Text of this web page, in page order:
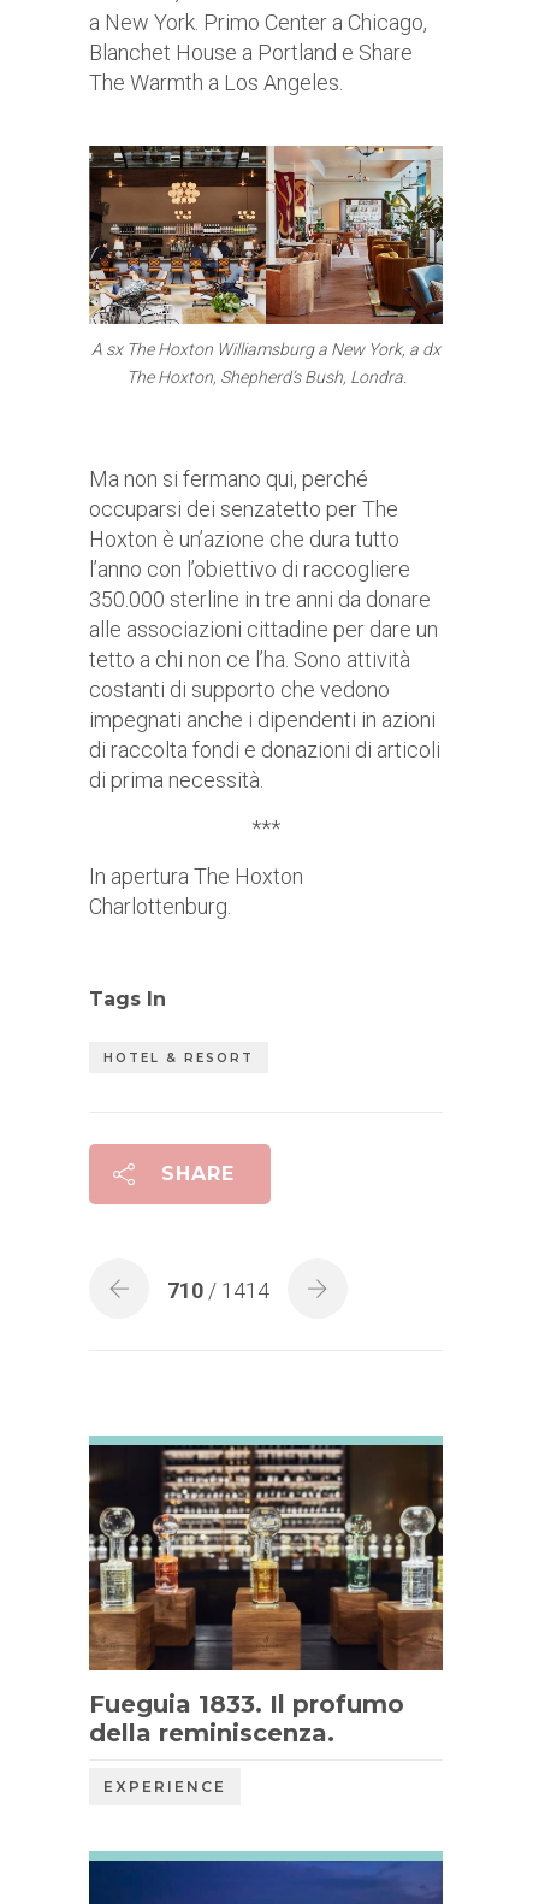
a New York. Primo Center a Chicago,
Blanchet House a Portland e Share
The Warmth a Los Angeles.
A sx The Hoxton Williamsburg a New York, a dx
The Hoxton, Shepherd’s Bush, Londra.
Ma non si fermano qui, perché
occuparsi dei senzatetto per The
Hoxton è un’azione che dura tutto
l’anno con l’obiettivo di raccogliere
350.000 sterline in tre anni da donare
alle associazioni cittadine per dare un
tetto a chi non ce l’ha. Sono attività
costanti di supporto che vedono
impegnati anche i dipendenti in azioni
di raccolta fondi e donazioni di articoli
di prima necessità.
***
In apertura The Hoxton
Charlottenburg.
Tags In
HOTEL & RESORT
SHARE
710 / 1414
Fueguia 1833. Il profumo
della reminiscenza.
EXPERIENCE